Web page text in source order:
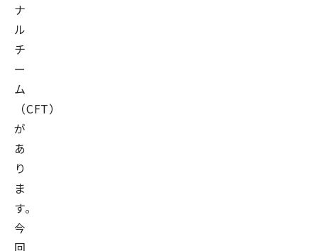
ナ
ル
チ
ー
ム
（CFT）」
が
あ
り
ま
す。
今